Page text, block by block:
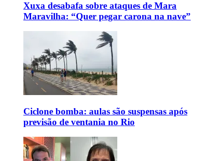
Xuxa desabafa sobre ataques de Mara
Maravilha: “Quer pegar carona na nave”
Ciclone bomba: aulas são suspensas após
previsão de ventania no Rio